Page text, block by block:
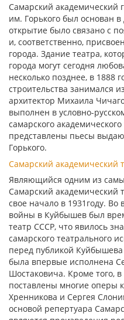
Самарский академический
им. Горького был основан в
открытие было связано с
и, соответственно,
города. Здание театра,
города могут сегодня
несколько позднее, в 1888
строительства занимался
архитектор Михаила
выполнен в условно-
самарского
представлены пьесы
Горького.
Самарский академический
Являющийся одним из
Самарский академический
свое начало в 1931году.
войны в Куйбышев был
театр СССР, что явилось
самарского театрального
перед публикой
была впервые исполнена
Шостаковича. Кроме того,
поставлены многие оперы
Хренникова и Сергея
основой репертуара